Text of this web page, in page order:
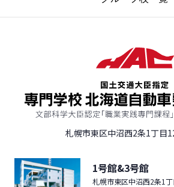
札幌市東区中沼西2条1丁目
1号館&3号館
札幌市東区中沼西2条1